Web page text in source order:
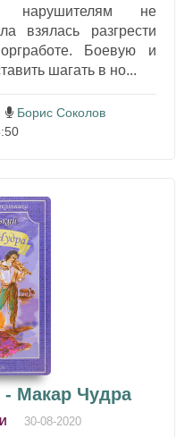
не
взялась разгрести
Боевую и
шагать в но...
Борис Соколов
- Макар Чудра
30-08-2020